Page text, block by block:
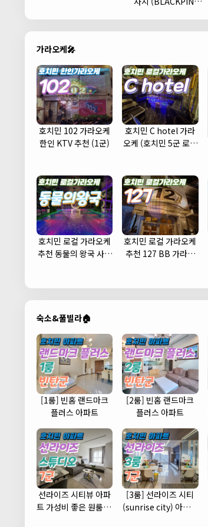
가라오케🎤
호치민 102 가라오케
한인 KTV 추천 (1군)
호치민 C hotel 가라
오케 (호치민 5군 로컬
호치민 로컬 가라오케
추천 동물의 왕국 사우
호치민 로컬 가라오케
추천 127 BB 가라오
숙소&풀빌라🏠
[1룸] 빈홈 랜드마크
플러스 아파트
[2룸] 빈홈 랜드마크
플러스 아파트
선라이즈 시티뷰 아파
트 가성비 좋은 원룸 스
[3룸] 선라이즈 시티
(sunrise city) 아파트